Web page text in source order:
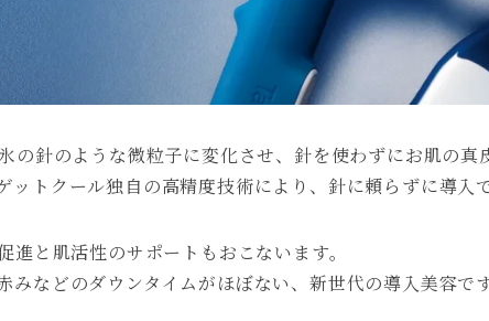
の針のような微粒子に変化させ、針を使わずにお肌の真
ットクール独自の高精度技術により、針に頼らずに導入
と肌活性のサポートもおこないます。
みなどのダウンタイムがほぼない、新世代の導入美容です